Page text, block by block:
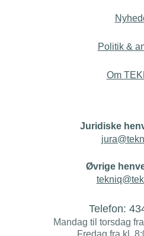
Politik &
Om
Juridiske
Øvrige
Telefon:
Mandag til torsdag
Fredag fra kl.